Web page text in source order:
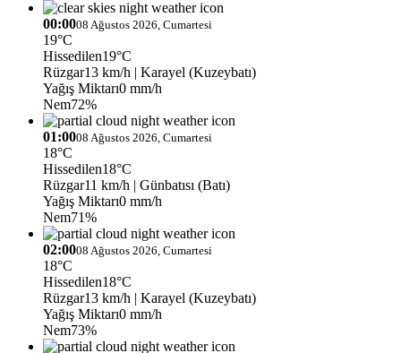
00:0008 Ağustos 2026, Cumartesi
19°C
Hissedilen19°C
Rüzgar13 km/h | Karayel (Kuzeybatı)
Yağış Miktarı0 mm/h
Nem72%
01:0008 Ağustos 2026, Cumartesi
18°C
Hissedilen18°C
Rüzgar11 km/h | Günbatısı (Batı)
Yağış Miktarı0 mm/h
Nem71%
02:0008 Ağustos 2026, Cumartesi
18°C
Hissedilen18°C
Rüzgar13 km/h | Karayel (Kuzeybatı)
Yağış Miktarı0 mm/h
Nem73%